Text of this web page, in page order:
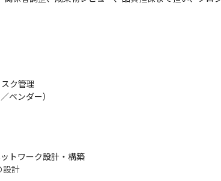
ク管理
ベンダー）
トワーク設計・構築
設計